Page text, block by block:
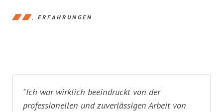
ERFAHRUNGEN
"Ich war wirklich beeindruckt von der
professionellen und zuverlässigen Arbeit von